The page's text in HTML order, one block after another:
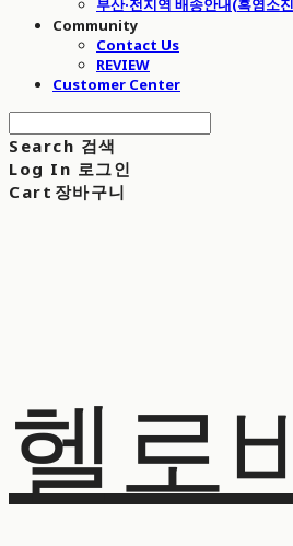
부산·전지역 배송안내(흑염소
Community
Contact Us
REVIEW
Customer Center
Search 검색
Log In 로그인
Cart 장바구니
헬로